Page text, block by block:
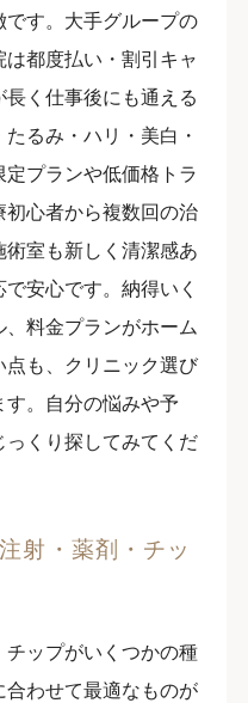
です。大手グループの
都度払い・割引キャ
く仕事後にも通える
るみ・ハリ・美白・
プランや低価格トラ
心者から複数回の治
室も新しく清潔感あ
安心です。納得いく
料金プランがホーム
も、クリニック選び
す。自分の悩みや予
くり探してみてくだ
射・薬剤・チッ
ップがいくつかの種
わせて最適なものが